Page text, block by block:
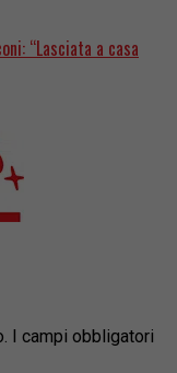
“Lasciata a casa
I campi obbligatori